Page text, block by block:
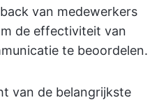
van medewerkers
de effectiviteit van
te beoordelen.
van de belangrijkste